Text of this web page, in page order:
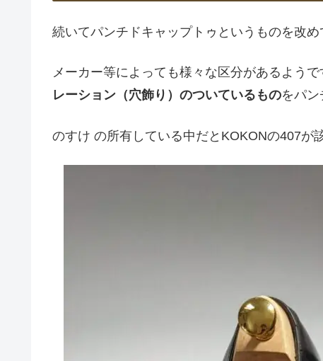
続いてパンチドキャップトゥというものを改め
メーカー等によっても様々な区分があるよう
レーション（穴飾り）のついているものをパン
のすけ の所有している中だとKOKONの407が